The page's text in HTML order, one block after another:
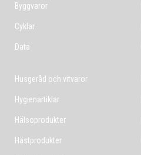
Byggvaror
Cyklar
Data
Husgeråd och vitvaror
Hygienartiklar
Hälsoprodukter
Hästprodukter